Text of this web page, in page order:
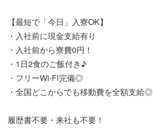
【最短で「今日」入寮OK】
・入社前に現金支給有り
・入社前から寮費0円！
・1日2食のご飯付き♪
・フリーWi-Fi完備◎
・全国どこからでも移動費を全額支給◎
履歴書不要・来社も不要！